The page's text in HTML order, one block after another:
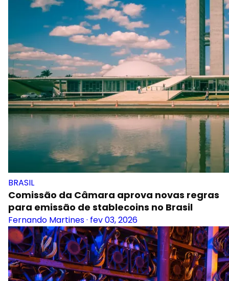
BRASIL
Comissão da Câmara aprova novas regras
para emissão de stablecoins no Brasil
Fernando Martines· fev 03, 2026